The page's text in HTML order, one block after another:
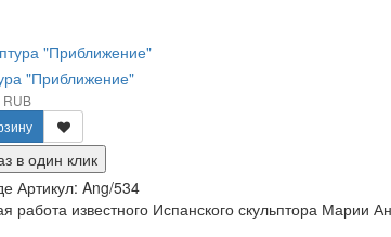
"Приближение"
в один клик
Артикул: Ang/534
работа известного Испанского скульптора Марии